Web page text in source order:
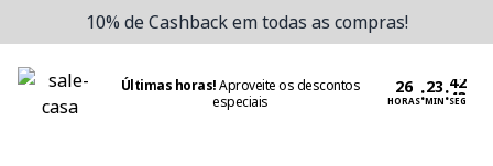
10% de Cashback em todas as compras!
Últimas horas!Aproveite os descontos
especiais
HORAS:MIN:SEG